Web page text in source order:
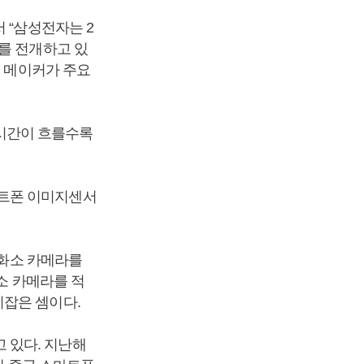
“삼성전자는 2
전개하고 있
이커가 주요
간이 흐를수록
폰 이미지센서
소 카메라를
카메라를 적
은 셈이다.
있다. 지난해